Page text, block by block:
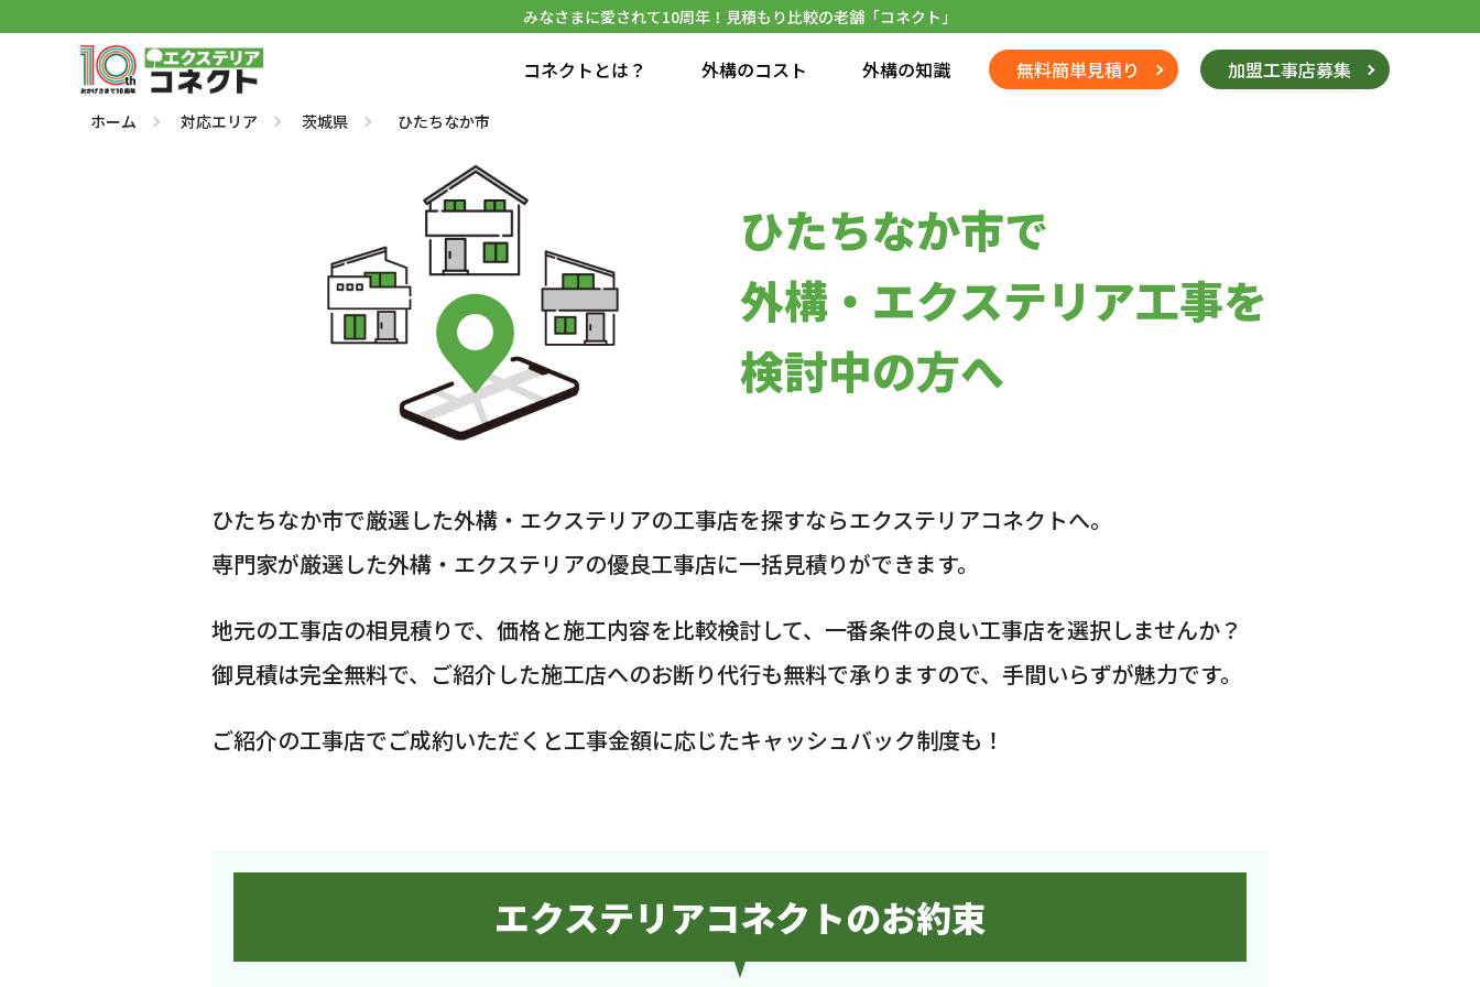
みなさまに愛されて10周年！見積もり比較の老舗「コネクト」
コネクトとは？ 外構のコスト 外構の知識 無料簡単見積り 加盟工事店募集
ホーム 対応エリア 茨城県 ひたちなか市
ひたちなか市で
外構・エクステリア工事を
検討中の方へ
ひたちなか市で厳選した外構・エクステリアの工事店を探すならエクステリアコネクトへ。
専門家が厳選した外構・エクステリアの優良工事店に一括見積りができます。
地元の工事店の相見積りで、価格と施工内容を比較検討して、一番条件の良い工事店を選択しませんか？
御見積は完全無料で、ご紹介した施工店へのお断り代行も無料で承りますので、手間いらずが魅力です。
ご紹介の工事店でご成約いただくと工事金額に応じたキャッシュバック制度も！
エクステリアコネクトのお約束